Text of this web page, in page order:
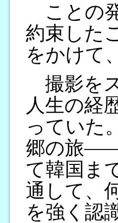
ことの
約束した
をかけて
撮影を
人生の経
っていた
郷の旅――
て韓国ま
通して、
を強く認